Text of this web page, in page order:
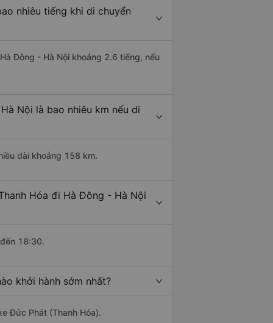
nhiêu tiếng khi di chuyển
Đông - Hà Nội khoảng 2.6 tiếng, nếu
Nội là bao nhiêu km nếu di
dài khoảng 158 km.
Hóa đi Hà Đông - Hà Nội
18:30.
khởi hành sớm nhất?
Đức Phát (Thanh Hóa).